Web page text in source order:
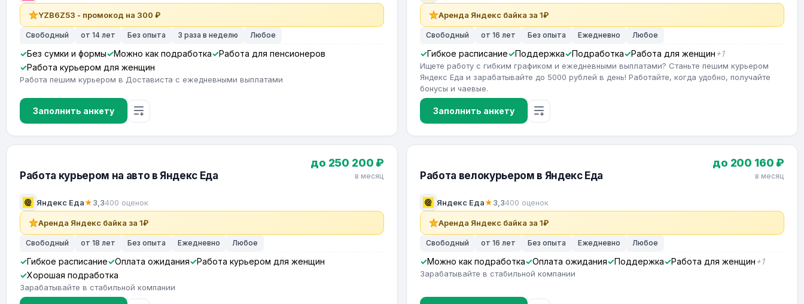
YZB6Z53 - промокод на 300 ₽
Свободный от 14 лет Без опыта 3 раза в неделю Любое
Без сумки и формы Можно как подработка
Работа для пенсионеров
Работа курьером для женщин
Работа пешим курьером в Достависта с ежедневными выплатами
Заполнить анкету
Аренда Яндекс байка за 1₽
Свободный от 16 лет Без опыта Ежедневно Любое
Гибкое расписание Поддержка Подработка Работа для женщин +1
Ищете работу с гибким графиком и ежедневными выплатами? Станьте пешим курьером
Яндекс Еда и зарабатывайте до 5000 рублей в день! Работайте, когда удобно, получайте
бонусы и чаевые.
Заполнить анкету
Работа курьером на авто в Яндекс Еда
Яндекс Еда★3,3400 оценок
до 250 200 ₽
в месяц
Аренда Яндекс байка за 1₽
Свободный от 18 лет Без опыта Ежедневно Любое
Гибкое расписание Оплата ожидания
Работа курьером для женщин
Хорошая подработка
Зарабатывайте в стабильной компании
Работа велокурьером в Яндекс Еда
Яндекс Еда★3,3400 оценок
до 200 160 ₽
в месяц
Аренда Яндекс байка за 1₽
Свободный от 16 лет Без опыта Ежедневно Любое
Можно как подработка Оплата ожидания Поддержка Работа для женщин +1
Зарабатывайте в стабильной компании